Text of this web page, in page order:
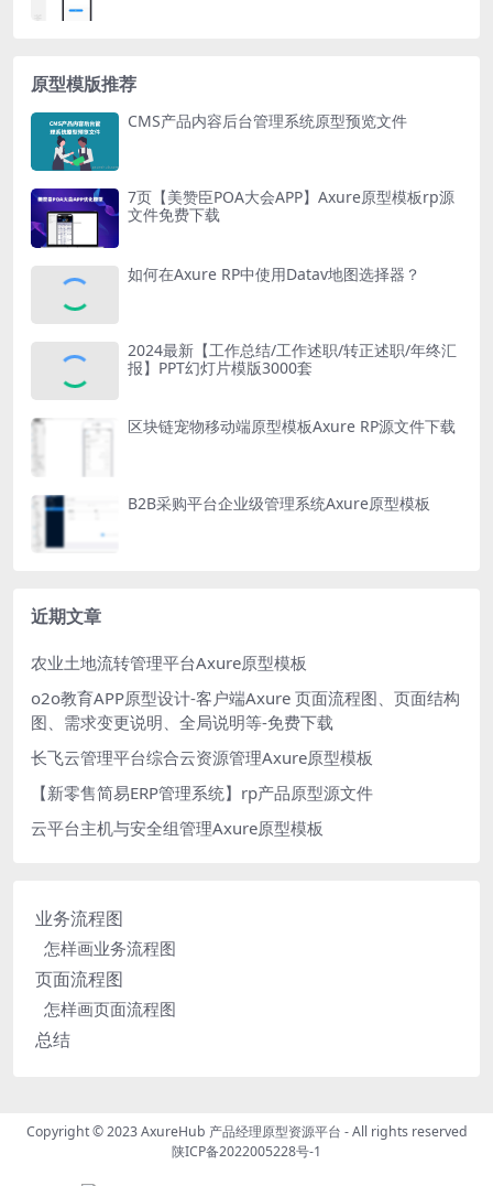
原型模版推荐
CMS产品内容后台管理系统原型预览文件
7页【美赞臣POA大会APP】Axure原型模板rp源
文件免费下载
如何在Axure RP中使用Datav地图选择器？
2024最新【工作总结/工作述职/转正述职/年终汇
报】PPT幻灯片模版3000套
区块链宠物移动端原型模板Axure RP源文件下载
B2B采购平台企业级管理系统Axure原型模板
近期文章
农业土地流转管理平台Axure原型模板
o2o教育APP原型设计-客户端Axure 页面流程图、页面结构
图、需求变更说明、全局说明等-免费下载
长飞云管理平台综合云资源管理Axure原型模板
【新零售简易ERP管理系统】rp产品原型源文件
云平台主机与安全组管理Axure原型模板
业务流程图
怎样画业务流程图
页面流程图
怎样画页面流程图
总结
Copyright © 2023AxureHub 产品经理原型资源平台 - All rights reserved
陕ICP备2022005228号-1